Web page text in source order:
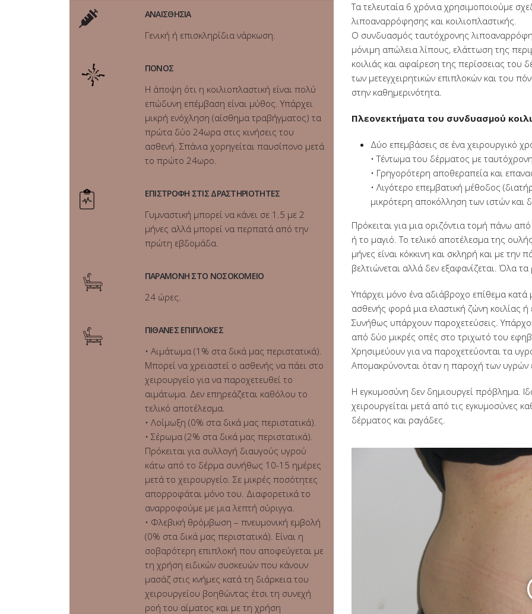
ΑΝΑΙΣΘΗΣΙΑ
Γενική ή επισκληρίδια νάρκωση.
ΠΟΝΟΣ
Η άποψη ότι η κοιλιοπλαστική είναι πολύ
επώδυνη επέμβαση είναι μύθος. Υπάρχει
μικρή ενόχληση (αίσθημα τραβήγματος) τα
πρώτα δύο 24ωρα στις κινήσεις του
ασθενή. Σπάνια χορηγείται παυσίπονο μετά
το πρώτο 24ωρο.
ΕΠΙΣΤΡΟΦΗ ΣΤΙΣ ΔΡΑΣΤΗΡΙΟΤΗΤΕΣ
Γυμναστική μπορεί να κάνει σε 1.5 με 2
μήνες αλλά μπορεί να περπατά από την
πρώτη εβδομάδα.
ΠΑΡΑΜΟΝΗ ΣΤΟ ΝΟΣΟΚΟΜΕΙΟ
24 ώρες.
ΠΙΘΑΝΕΣ ΕΠΙΠΛΟΚΕΣ
• Αιμάτωμα (1% στα δικά μας περιστατικά).
Μπορεί να χρειαστεί ο ασθενής να πάει στο
χειρουργείο για να παροχετευθεί το
αιμάτωμα. Δεν επηρεάζεται καθόλου το
τελικό αποτέλεσμα.
• Λοίμωξη (0% στα δικά μας περιστατικά).
• Σέρωμα (2% στα δικά μας περιστατικά).
Πρόκειται για συλλογή διαυγούς υγρού
κάτω από το δέρμα συνήθως 10-15 ημέρες
μετά το χειρουργείο. Σε μικρές ποσότητες
απορροφάται μόνο του. Διαφορετικά το
αναρροφούμε με μια λεπτή σύριγγα.
• Φλεβική θρόμβωση – πνευμονική εμβολή
(0% στα δικά μας περιστατικά). Είναι η
σοβαρότερη επιπλοκή που αποφεύγεται με
τη χρήση ειδικών συσκευών που κάνουν
μασάζ στις κνήμες κατά τη διάρκεια του
χειρουργείου βοηθώντας έτσι τη συνεχή
ροή του αίματος και με τη χρήση
Τα τελευταία 6 χρόνια χρησιμοποιούμε
λιποαναρρόφησης και κοιλιοπλαστικής.
Ο συνδυασμός ταυτόχρονης
μόνιμη απώλεια λίπους, ελάττωση της
κοιλιάς και αφαίρεση της περίσσειας του
των μετεγχειρητικών επιπλοκών και του
στην καθημερινότητα.
Πλεονεκτήματα του συνδυασμού
Δύο επεμβάσεις σε ένα χειρουργικό
• Τέντωμα του δέρματος με
• Γρηγορότερη αποθεραπεία και
• Λιγότερο επεμβατική μέθοδος
μικρότερη αποκόλληση των ιστών και
Πρόκειται για μια οριζόντια τομή πάνω
ή το μαγιό. Το τελικό αποτέλεσμα της
μήνες είναι κόκκινη και σκληρή και με
βελτιώνεται αλλά δεν εξαφανίζεται. Όλα
Υπάρχει μόνο ένα αδιάβροχο επίθεμα
ασθενής φορά μια ελαστική ζώνη κοιλίας ή
Συνήθως υπάρχουν παροχετεύσεις.
από δύο μικρές οπές στο τριχωτό του
Χρησιμεύουν για να παροχετεύονται τα
Απομακρύνονται όταν η παροχή των υγρών
Η εγκυμοσύνη δεν δημιουργεί πρόβλημα.
χειρουργείται μετά από τις εγκυμοσύνες
δέρματος και ραγάδες.